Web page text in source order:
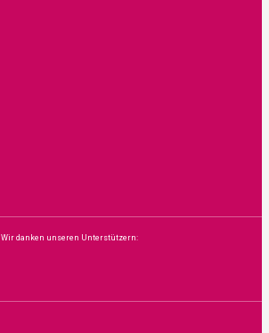
Wir danken unseren Unterstützern: